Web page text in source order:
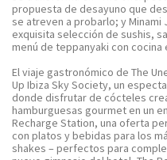
propuesta de desayuno que
se atreven a probarlo; y Minami
exquisita selección de sushis,
menú de teppanyaki con cocina
El viaje gastronómico de The
Up Ibiza Sky Society, un
donde disfrutar de cócteles
hamburguesas gourmet en un
Recharge Station, una oferta
con platos y bebidas para los
shakes – perfectos para